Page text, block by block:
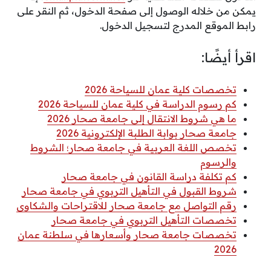
يمكن من خلاله الوصول إلى صفحة الدخول، ثم النقر على
رابط الموقع المدرج لتسجيل الدخول.
اقرأ أيضًا:
تخصصات كلية عمان للسياحة 2026
كم رسوم الدراسة في كلية عمان للسياحة 2026
ما هي شروط الانتقال إلى جامعة صحار 2026
جامعة صحار بوابة الطلبة الإلكترونية 2026
تخصص اللغة العربية في جامعة صحار؛ الشروط
والرسوم
كم تكلفة دراسة القانون في جامعة صحار
شروط القبول في التأهيل التربوي في جامعة صحار
رقم التواصل مع جامعة صحار للاقتراحات والشكاوى
تخصصات التأهيل التربوي في جامعة صحار
تخصصات جامعة صحار وأسعارها في سلطنة عمان
2026